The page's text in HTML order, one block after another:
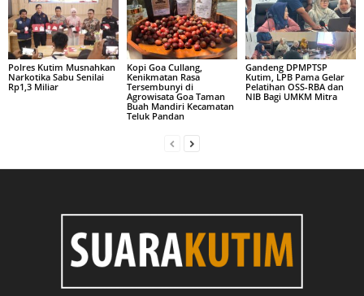
Polres Kutim Musnahkan
Narkotika Sabu Senilai
Rp1,3 Miliar
Kopi Goa Cullang,
Kenikmatan Rasa
Tersembunyi di
Agrowisata Goa Taman
Buah Mandiri Kecamatan
Teluk Pandan
Gandeng DPMPTSP
Kutim, LPB Pama Gelar
Pelatihan OSS-RBA dan
NIB Bagi UMKM Mitra